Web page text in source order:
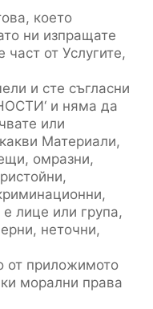
което
ни изпращате
от Услугите,
и сте съгласни
и няма да
или
Материали,
омразни,
лице или група,
неточни,
от приложимото
морални права